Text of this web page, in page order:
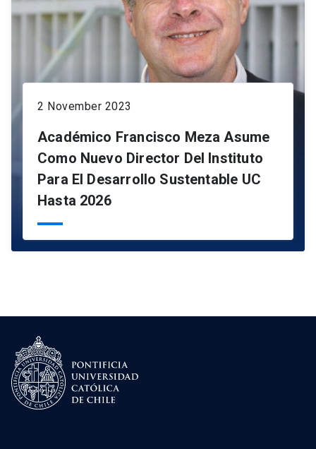
2 November 2023
Académico Francisco Meza Asume
Como Nuevo Director Del Instituto
Para El Desarrollo Sustentable UC
Hasta 2026